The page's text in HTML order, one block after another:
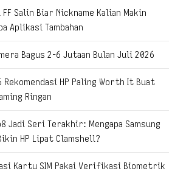
Salin Biar Nickname Kalian Makin
Aplikasi Tambahan
Bagus 2-6 Jutaan Bulan Juli 2026
Rekomendasi HP Paling Worth It Buat
Ringan
Jadi Seri Terakhir: Mengapa Samsung
HP Lipat Clamshell?
Kartu SIM Pakai Verifikasi Biometrik